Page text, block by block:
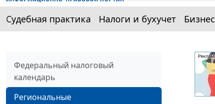
Судебная практика Налоги и бухучет Бизнес
Федеральный налоговый
календарь
Региональные